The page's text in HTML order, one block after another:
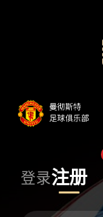
登录注册